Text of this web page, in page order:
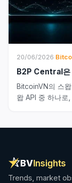
20/06/2026·
B2P Central은
BitcoinVN의 스
왑 API 중 하나로
BVInsights
Trends, market